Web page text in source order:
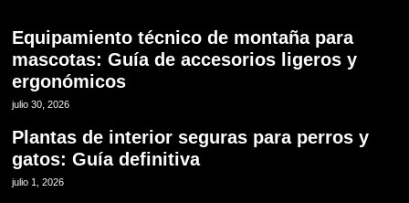
Equipamiento técnico de montaña para
mascotas: Guía de accesorios ligeros y
ergonómicos
julio 30, 2026
Plantas de interior seguras para perros y
gatos: Guía definitiva
julio 1, 2026